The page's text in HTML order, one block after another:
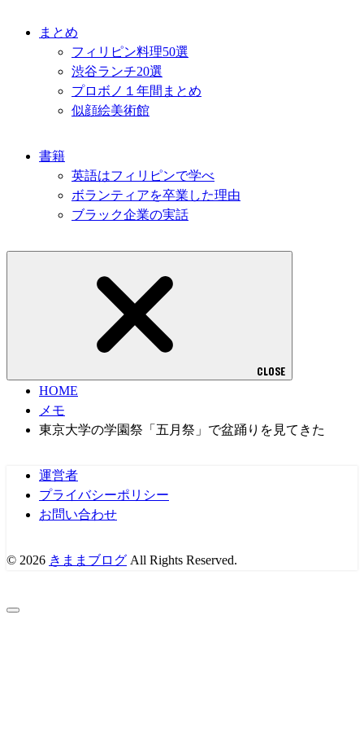
まとめ
フィリピン料理50選
渋谷ランチ20選
プロボノ１年間まとめ
似顔絵美術館
書籍
英語はフィリピンで学べ
ボランティアを卒業した理由
ブラック企業の実話
CLOSE
HOME
メモ
東京大学の学園祭「五月祭」で盆踊りを見てきた
運営者
プライバシーポリシー
お問い合わせ
© 2026 きままブログ All Rights Reserved.